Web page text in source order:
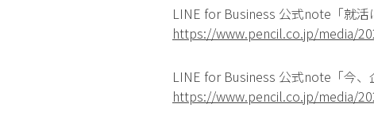
LINE for Business 公式note「就活
https://www.pencil.co.jp/media/
LINE for Business 公式note「今、
https://www.pencil.co.jp/media/